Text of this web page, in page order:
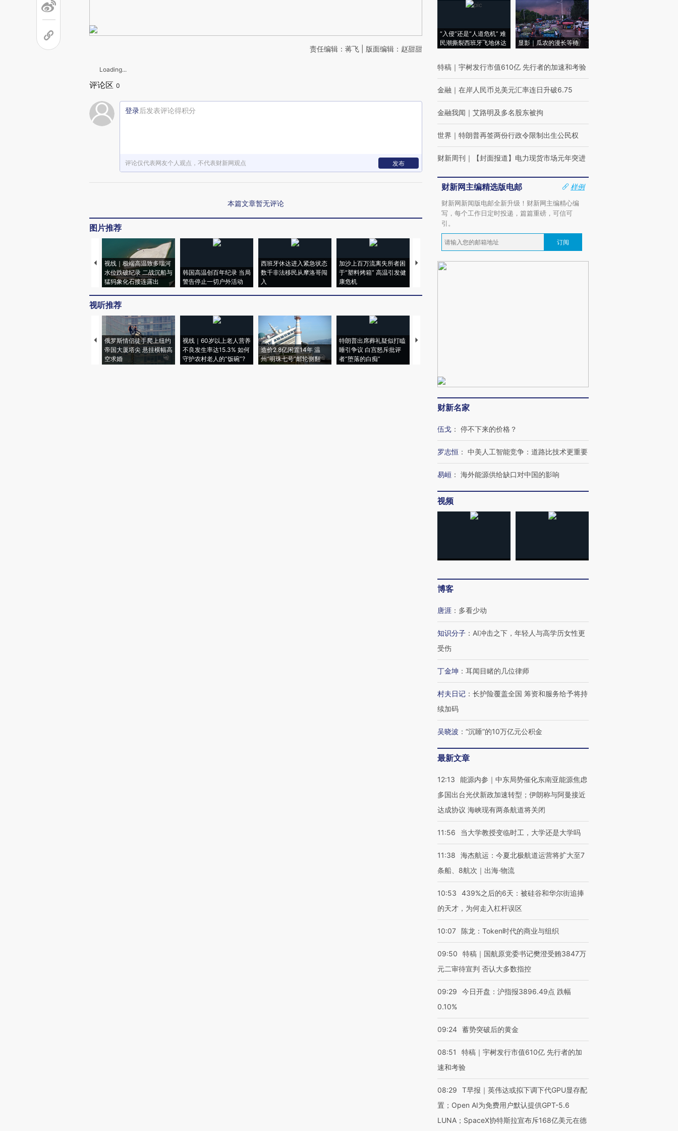
责任编辑：蒋飞 | 版面编辑：赵甜甜
Loading...
评论区 0
登录后发表评论得积分
评论仅代表网友个人观点，不代表财新网观点 发布
本篇文章暂无评论
图片推荐
视线｜极端高温致多瑙河
水位跌破纪录 二战沉船与
猛犸象化石接连露出
韩国高温创百年纪录 当局
警告停止一切户外活动
西班牙休达进入紧急状态
数千非法移民从摩洛哥闯
入
加沙上百万流离失所者困
于“塑料烤箱” 高温引发健
康危机
视线｜HYROX的吸金
术：是什么让中产们甘
马航飞行员跨国走私7万
视线｜被称为“蟑螂”的印
视听推荐
俄罗斯情侣徒手爬上纽约
帝国大厦塔尖 悬挂横幅高
空求婚
视线｜60岁以上老人营养
不良发生率达15.3% 如何
守护农村老人的“饭碗”?
造价2.8亿闲置14年 温
州“明珠七号”邮轮侧翻
特朗普出席葬礼疑似打瞌
睡引争议 白宫怒斥批评
者“堕落的白痴”
视线｜全球最热百城独占
“入侵”还是“人道危机” 难
民潮撕裂西班牙飞地休达
显影｜瓜农的漫长等待
特稿 ｜ 宇树发行市值610亿 先行者的加速和考验
金融 ｜ 在岸人民币兑美元汇率连日升破6.75
金融我闻 ｜ 艾路明及多名股东被拘
世界 ｜ 特朗普再签两份行政令限制出生公民权
财新周刊 ｜ 【封面报道】电力现货市场元年突进
财新网主编精选版电邮
样例
财新网新闻版电邮全新升级！财新网主编精心编
写，每个工作日定时投递，篇篇重磅，可信可
引。
订阅
财新名家
伍戈 ： 停不下来的价格？
罗志恒 ： 中美人工智能竞争：道路比技术更重要
易峘 ： 海外能源供给缺口对中国的影响
视频
博客
唐涯 ： 多看少动
知识分子 ： AI冲击之下，年轻人与高学历女性更
受伤
丁金坤 ： 耳闻目睹的几位律师
村夫日记 ： 长护险覆盖全国 筹资和服务给予将持
续加码
吴晓波 ： “沉睡”的10万亿元公积金
最新文章
12:13
能源内参｜中东局势催化东南亚能源焦虑
多国出台光伏新政加速转型；伊朗称与阿曼接近
达成协议 海峡现有两条航道将关闭
11:56 当大学教授变临时工，大学还是大学吗
11:38
海杰航运：今夏北极航道运营将扩大至7
条船、8航次｜出海·物流
10:53
439%之后的6天：被硅谷和华尔街追捧
的天才，为何走入杠杆误区
10:07 陈龙：Token时代的商业与组织
09:50
特稿｜国航原党委书记樊澄受贿3847万
元二审待宣判 否认大多数指控
09:29
今日开盘：沪指报3896.49点 跌幅
0.10%
09:24 蓄势突破后的黄金
08:51
特稿｜宇树发行市值610亿 先行者的加
速和考验
08:29
T早报｜英伟达或拟下调下代GPU显存配
置；Open AI为免费用户默认提供GPT-5.6
LUNA；SpaceX协特斯拉宣布斥168亿美元在德